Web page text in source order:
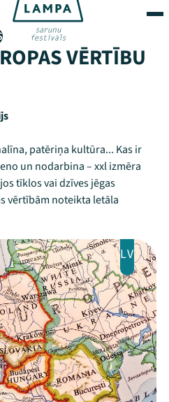
VĒRTĪBU
patēriņa kultūra... Kas ir
un nodarbina – xxl izmēra
tīklos vai dzīves jēgas
vērtībām noteikta letāla
LV